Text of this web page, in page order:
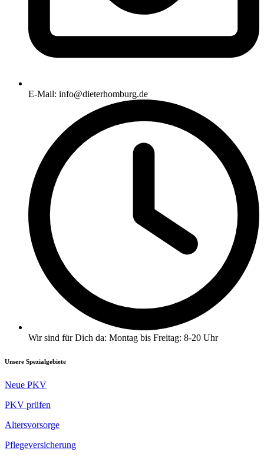
E-Mail: info@dieterhomburg.de
Wir sind für Dich da: Montag bis Freitag: 8-20 Uhr
Unsere Spezialgebiete
Neue PKV
PKV prüfen
Altersvorsorge
Pflegeversicherung